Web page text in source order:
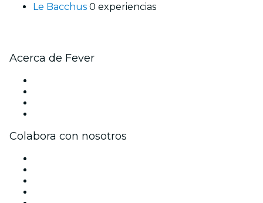
Le Bacchus 0 experiencias
Acerca de Fever
Colabora con nosotros